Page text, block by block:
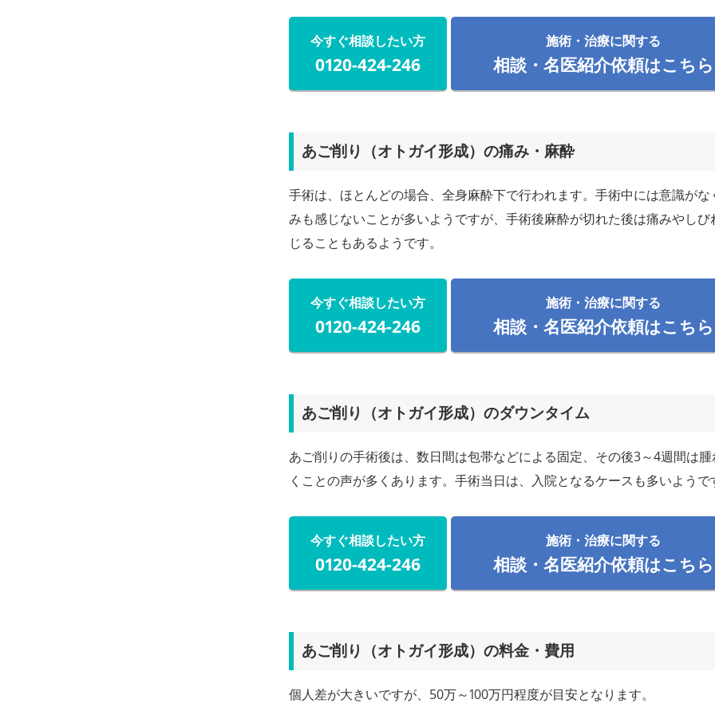
今すぐ相談したい方
0120-424-246
施術・治療に関する
相談・名医紹介依頼はこちら
あご削り（オトガイ形成）の痛み・麻酔
手術は、ほとんどの場合、全身麻酔下で行われます。手術中には意識がな
みも感じないことが多いようですが、手術後麻酔が切れた後は痛みやしび
じることもあるようです。
今すぐ相談したい方
0120-424-246
施術・治療に関する
相談・名医紹介依頼はこちら
あご削り（オトガイ形成）のダウンタイム
あご削りの手術後は、数日間は包帯などによる固定、その後3～4週間は
くことの声が多くあります。手術当日は、入院となるケースも多いようで
今すぐ相談したい方
0120-424-246
施術・治療に関する
相談・名医紹介依頼はこちら
あご削り（オトガイ形成）の料金・費用
個人差が大きいですが、50万～100万円程度が目安となります。